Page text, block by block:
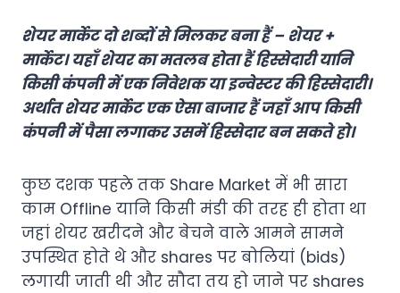
शेयर मार्केट दो शब्दों से मिलकर बना हैं – शेयर +
मार्केट। यहाँ शेयर का मतलब होता हैं हिस्सेदारी यानि
किसी कंपनी में एक निवेशक या इन्वेस्टर की हिस्सेदारी।
अर्थात शेयर मार्केट एक ऐसा बाजार हैं जहाँ आप किसी
कंपनी में पैसा लगाकर उसमें हिस्सेदार बन सकते हो।
कुछ दशक पहले तक Share Market में भी सारा
काम Offline यानि किसी मंडी की तरह ही होता था
जहां शेयर खरीदने और बेचने वाले आमने सामने
उपस्थित होते थे और shares पर बोलियां (bids)
लगायी जाती थी और सौदा तय हो जाने पर shares